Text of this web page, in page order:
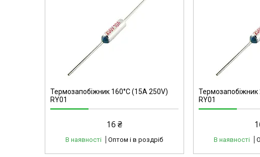
Термозапобіжник 160°C (15А 250V)
RY01
16 ₴
В наявності Оптом і в роздріб
Термозапобіжник
RY01
В наявності